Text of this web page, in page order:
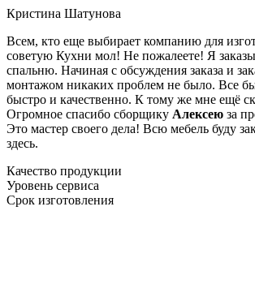
Кристина Шатунова
Всем, кто еще выбирает компанию для
советую Кухни мол! Не пожалеете! Я
спальню. Начиная с обсуждения заказа и
монтажом никаких проблем не было. Все
быстро и качественно. К тому же мне ещё
Огромное спасибо сборщику Алексею за
Это мастер своего дела! Всю мебель буду
здесь.
Качество продукции
Уровень сервиса
Срок изготовления